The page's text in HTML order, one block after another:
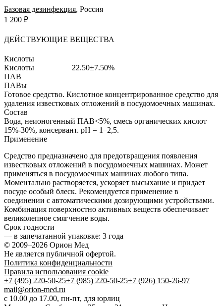
Базовая дезинфекция, Россия
ДЕЙСТВУЮЩИЕ ВЕЩЕСТВА
Кислоты
Кислоты
22.50±7.50%
ПАВ
ПАВы
Готовое средство. Кислотное концентрированное средство для
удаления известковых отложений в посудомоечных машинах.
Состав
Вода, неионогенный ПАВ<5%, смесь органических кислот
15%-30%, консервант. pH = 1–2,5.
Применение
Средство предназначено для предотвращения появления
известковых отложений в посудомоечных машинах. Может
применяться в посудомоечных машинах любого типа.
Моментально растворяется, ускоряет высыхание и придает
посуде особый блеск. Рекомендуется применение в
соединении с автоматическими дозирующими устройствами.
Комбинация поверхностно активных веществ обеспечивает
великолепное смягчение воды.
Срок годности
— в запечатанной упаковке: 3 года
1 200 ₽
© 2009–2026 Орион Мед
Не является публичной офертой.
Политика конфиденциальности
Правила использования cookie
+7 (495) 220-50-25+7 (985) 220-50-25+7 (926) 150-26-97
mail@orion-med.ru
c 10.00 до 17.00, пн-пт, для юрлиц